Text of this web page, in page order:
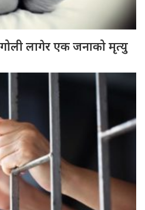
लागेर एक जनाको मृत्यु